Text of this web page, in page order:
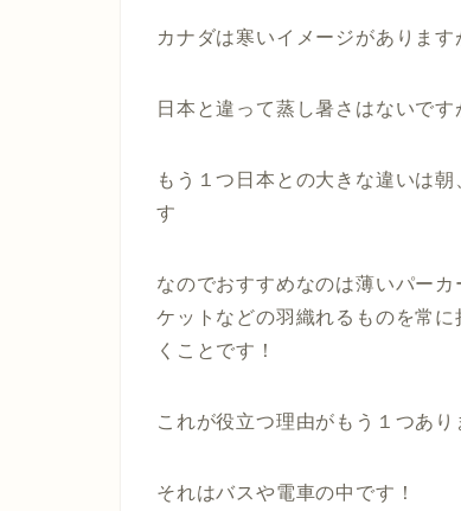
カナダは寒いイメージがありま
日本と違って蒸し暑さはないです
もう１つ日本との大きな違いは朝
す
なのでおすすめなのは薄いパーカ
ケット などの羽織れるものを常に
くことです！
これが役立つ理由がもう１つあり
それはバスや電車の中 です！